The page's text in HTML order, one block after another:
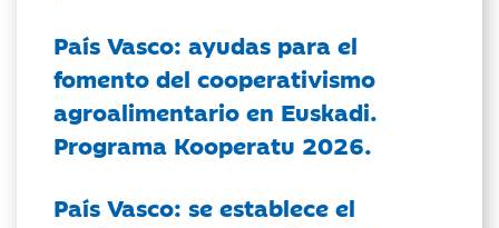
País Vasco: ayudas para el
fomento del cooperativismo
agroalimentario en Euskadi.
Programa Kooperatu 2026.
País Vasco: se establece el